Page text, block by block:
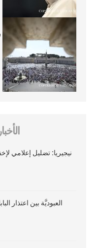
نيجيريا: تضليل إعلامي
العبوديَّة بين اعتذار